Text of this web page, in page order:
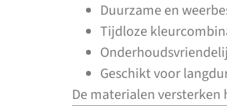
Duurzame en
Tijdloze
Geschikt voor
De materialen